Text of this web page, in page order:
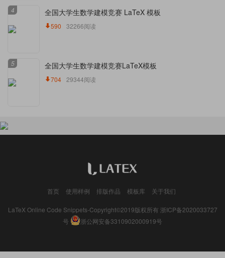
4 全国大学生数学建模竞赛 LaTeX 模板
590 32266阅读
5 全国大学生数学建模竞赛LaTeX模板
704 29344阅读
首页 使用样例 排版作品 模板库 关于我们
LaTeX Online Code Snippets-Copyright©2019版权所有 浙ICP备2020033727
号
浙公网安备3310902000919号